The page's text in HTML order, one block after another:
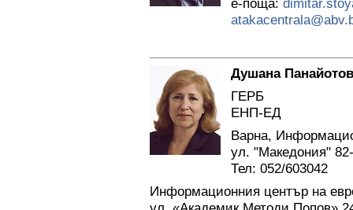
е-поща:
Душана
ГЕРБ
ЕНП-ЕД
Варна,
ул. "Македония"
Тел: 052/603042
Информационния център на